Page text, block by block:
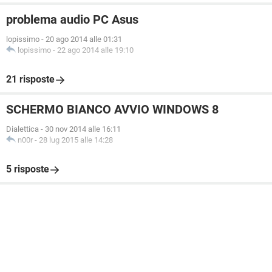
problema audio PC Asus
lopissimo - 20 ago 2014 alle 01:31
lopissimo - 22 ago 2014 alle 19:10
21 risposte
SCHERMO BIANCO AVVIO WINDOWS 8
Dialettica - 30 nov 2014 alle 16:11
n00r - 28 lug 2015 alle 14:28
5 risposte